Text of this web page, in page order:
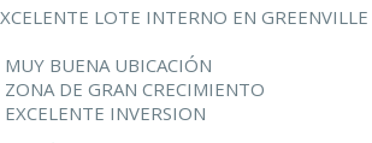
LOTE INTERNO EN
MUY BUENA UBICACIÓN
ZONA DE GRAN CRECIMIENTO
INVERSION
+ LISTO PARA CONSTRUIR